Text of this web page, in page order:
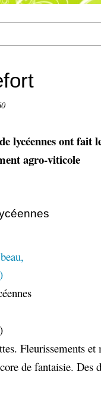
lycéennes ont fait
agro-viticole
Fleurissements
de fantaisie. Des